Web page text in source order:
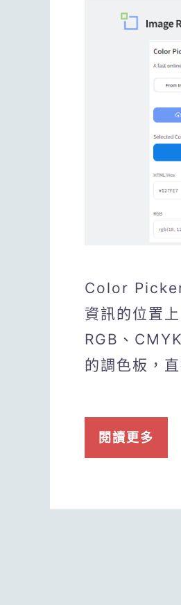
Color Picker
資訊的位置
RGB、
的調色板，
閱讀更多